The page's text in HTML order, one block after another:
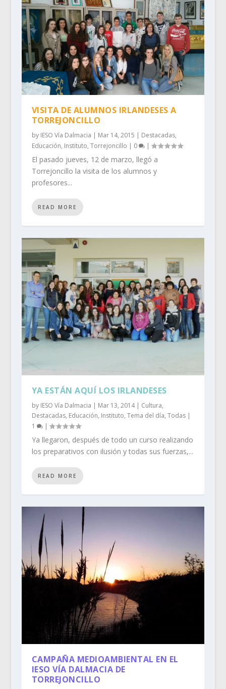
VISITA DE ALUMNOS IRLANDESES A
TORREJONCILLO
by IESO Vía Dalmacia | Mar 14, 2015 | Destacadas,
Educación, Instituto, Torrejoncillo | 0 |
El pasado jueves, 12 de marzo, llegó a
Torrejoncillo la visita de los alumnos y
profesores...
READ MORE
YA ESTÁN AQUÍ LOS IRLANDESES
by IESO Vía Dalmacia | Mar 13, 2014| Cultura,
Destacadas, Educación, Instituto, Tema del día, Todas|
1
|
Ya llegaron, después de todo un curso realizando
los preparativos con ilusión y todas sus fuerzas,...
READ MORE
CAMPAÑA MEDIOAMBIENTAL EN EL
IESO VÍA DALMACIA DE
TORREJONCILLO